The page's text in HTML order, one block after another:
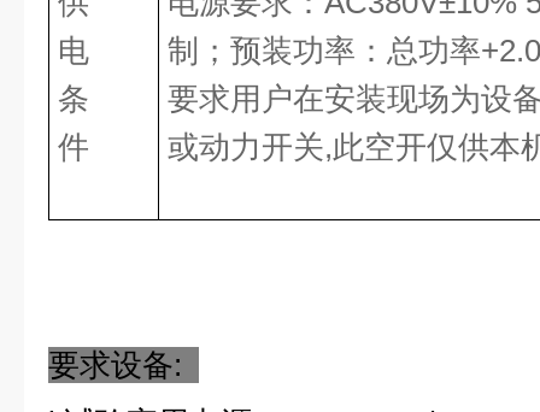
电
条
件
制；预装功率：总功率
要求用户在安装现场为设
或动力开关,此空开仅供本
要求设备: